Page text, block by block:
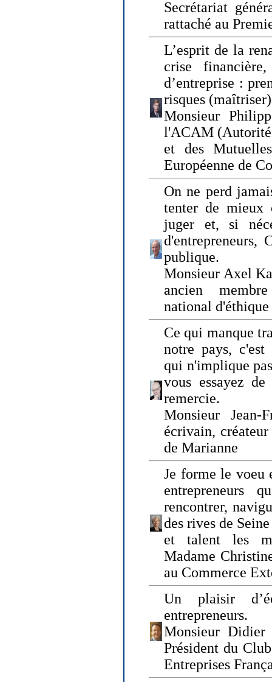
Secrétariat
rattaché au
L’esprit de la
crise
d’entreprise :
risques
Monsieur
l'ACAM (Autorité
et des
Européenne de
On ne perd
tenter de mieux
juger et, si
d'entrepreneurs,
publique.
Monsieur Axel
ancien
national d'éthique
Ce qui manque
notre pays,
qui n'implique
vous essayez
remercie.
Monsieur Jean-
écrivain,
de Marianne
Je forme le voeu
entrepreneurs
rencontrer,
des rives de
et talent les
Madame
au Commerce
Un plaisir
entrepreneurs.
Monsieur
Président du
Entreprises